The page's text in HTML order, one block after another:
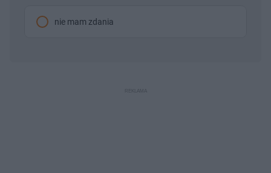
nie mam zdania